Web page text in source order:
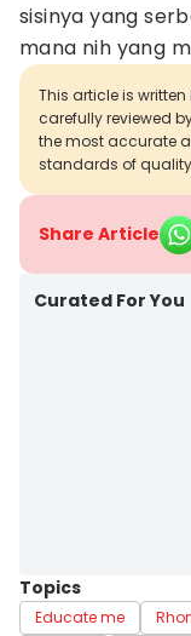
sisinya yang
mana nih yang
This article is
carefully reviewed
the most accurate
standards of
Share Article
Curated For You
Topics
Educate me